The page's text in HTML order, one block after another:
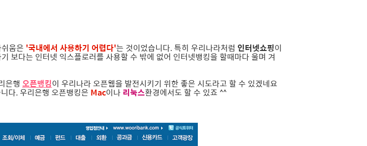
움은 '국내에서 사용하기 어렵다'는 것이었습니다. 특히 우리나라처럼 인터넷쇼핑이
보다는 인터넷 익스플로러를 사용할 수 밖에 없어 인터넷뱅킹을 할때마다 울며 겨
은행 오픈뱅킹이 우리나라 오픈웹을 발전시키기 위한 좋은 시도라고 할 수 있겠네요
다. 우리은행 오픈뱅킹은 Mac이나 리눅스환경에서도 할 수 있죠 ^^